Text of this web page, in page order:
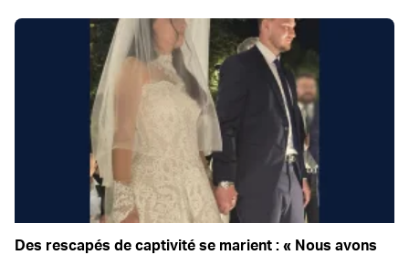
Des rescapés de captivité se marient : « Nous avons